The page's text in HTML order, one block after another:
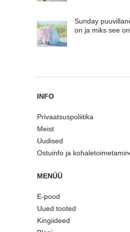
Sunday
on ja miks see
INFO
Privaatsuspoliitika
Meist
Uudised
Ostuinfo ja
MENÜÜ
E-pood
Uued tooted
Kingiideed